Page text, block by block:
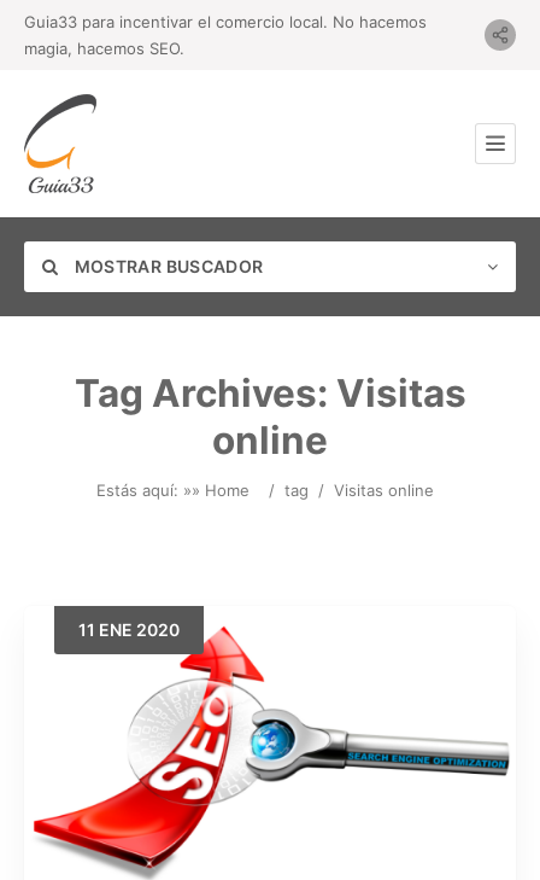
Guia33 para incentivar el comercio local. No hacemos
magia, hacemos SEO.
MOSTRAR BUSCADOR
Buscar
Tag Archives: Visitas
online
Estás aquí: »» Home / tag / Visitas online
11 ENE 2020